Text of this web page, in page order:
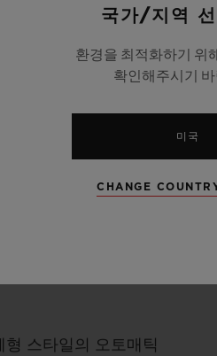
스타일의 오토매틱
국가/지역 선
환경을 최적화하기 위
확인해주시기
미국
CHANGE